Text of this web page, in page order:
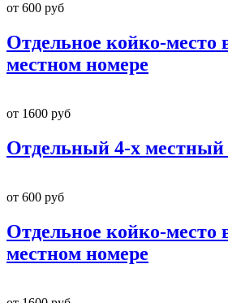
от 600 руб
Отдельное койко-место
местном номере
от 1600 руб
Отдельный 4-х местный
от 600 руб
Отдельное койко-место
местном номере